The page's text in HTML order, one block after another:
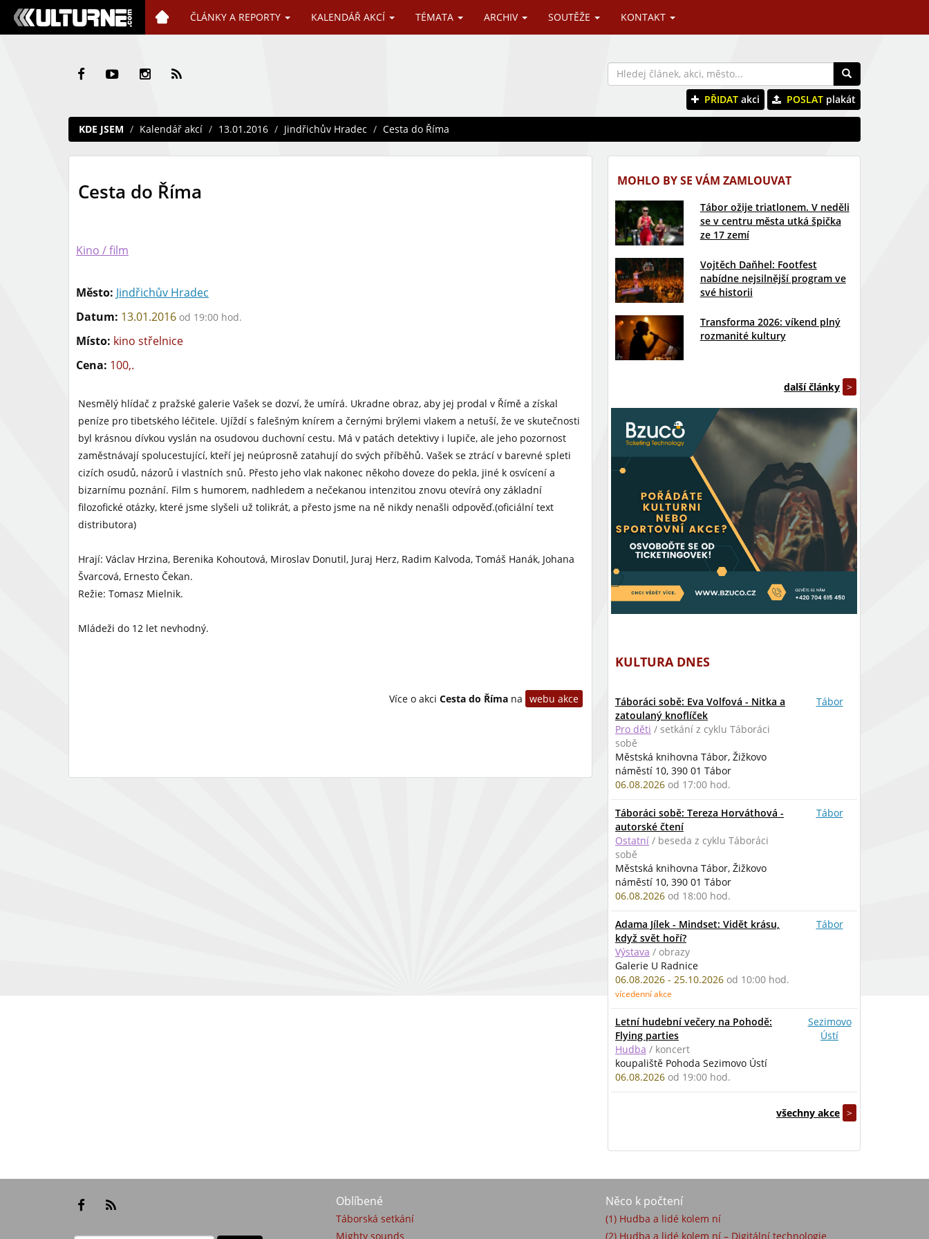
ČLÁNKY A REPORTY KALENDÁŘ AKCÍ TÉMATA ARCHIV SOUTĚŽE KONTAKT
PŘIDAT akci POSLAT plakát
KDE JSEM Kalendář akcí 13.01.2016 Jindřichův Hradec Cesta do Říma
Cesta do Říma
Kino / film
Město: Jindřichův Hradec
Datum: 13.01.2016 od 19:00 hod.
Místo: kino střelnice
Cena: 100,.
Nesmělý hlídač z pražské galerie Vašek se dozví, že umírá. Ukradne obraz, aby jej prodal v Římě a získal
peníze pro tibetského léčitele. Ujíždí s falešným knírem a černými brýlemi vlakem a netuší, že ve skutečnosti
byl krásnou dívkou vyslán na osudovou duchovní cestu. Má v patách detektivy i lupiče, ale jeho pozornost
zaměstnávají spolucestující, kteří jej neúprosně zatahují do svých příběhů. Vašek se ztrácí v barevné spleti
cizích osudů, názorů i vlastních snů. Přesto jeho vlak nakonec někoho doveze do pekla, jiné k osvícení a
bizarnímu poznání. Film s humorem, nadhledem a nečekanou intenzitou znovu otevírá ony základní
filozofické otázky, které jsme slyšeli už tolikrát, a přesto jsme na ně nikdy nenašli odpověď.(oficiální text
distributora)
Hrají: Václav Hrzina, Berenika Kohoutová, Miroslav Donutil, Juraj Herz, Radim Kalvoda, Tomáš Hanák, Johana
Švarcová, Ernesto Čekan.
Režie: Tomasz Mielnik.
Mládeži do 12 let nevhodný.
Více o akci Cesta do Říma na webu akce
MOHLO BY SE VÁM ZAMLOUVAT
Tábor ožije triatlonem. V neděli
se v centru města utká špička
ze 17 zemí
Vojtěch Daňhel: Footfest
nabídne nejsilnější program ve
své historii
Transforma 2026: víkend plný
rozmanité kultury
další články >
KULTURA DNES
Táboráci sobě: Eva Volfová - Nitka a
zatoulaný knoflíček
Pro děti / setkání z cyklu Táboráci
sobě
Městská knihovna Tábor, Žižkovo
náměstí 10, 390 01 Tábor
06.08.2026 od 17:00 hod.
Tábor
Táboráci sobě: Tereza Horváthová -
autorské čtení
Ostatní / beseda z cyklu Táboráci
sobě
Městská knihovna Tábor, Žižkovo
náměstí 10, 390 01 Tábor
06.08.2026 od 18:00 hod.
Tábor
Adama Jílek - Mindset: Vidět krásu,
když svět hoří?
Výstava / obrazy
Galerie U Radnice
06.08.2026 - 25.10.2026 od 10:00 hod.
vícedenní akce
Tábor
Letní hudební večery na Pohodě:
Flying parties
Hudba / koncert
koupaliště Pohoda Sezimovo Ústí
06.08.2026 od 19:00 hod.
Sezimovo
Ústí
všechny akce >
Oblíbené
Táborská setkání
Mighty sounds
Něco k počtení
(1) Hudba a lidé kolem ní
(2) Hudba a lidé kolem ní – Digitální technologie